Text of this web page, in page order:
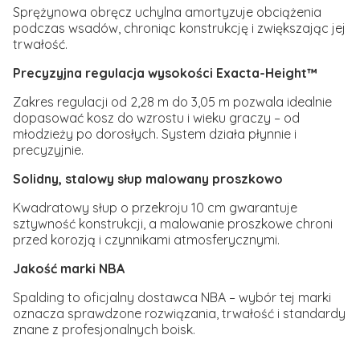
Sprężynowa obręcz uchylna amortyzuje obciążenia
podczas wsadów, chroniąc konstrukcję i zwiększając jej
trwałość.
Precyzyjna regulacja wysokości Exacta-Height™
Zakres regulacji od 2,28 m do 3,05 m pozwala idealnie
dopasować kosz do wzrostu i wieku graczy – od
młodzieży po dorosłych. System działa płynnie i
precyzyjnie.
Solidny, stalowy słup malowany proszkowo
Kwadratowy słup o przekroju 10 cm gwarantuje
sztywność konstrukcji, a malowanie proszkowe chroni
przed korozją i czynnikami atmosferycznymi.
Jakość marki NBA
Spalding to oficjalny dostawca NBA – wybór tej marki
oznacza sprawdzone rozwiązania, trwałość i standardy
znane z profesjonalnych boisk.